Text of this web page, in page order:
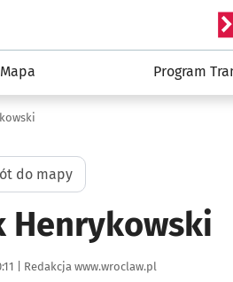
Mapa Program
do mapy
Henrykowski
| Autor:
Redakcja www.wroclaw.pl